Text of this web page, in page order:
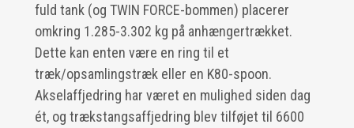
fuld tank (og TWIN FORCE-bommen) placerer
omkring 1.285-3.302 kg på anhængertrækket.
Dette kan enten være en ring til et
træk/opsamlingstræk eller en K80-spoon.
Akselaffjedring har været en mulighed siden dag
ét, og trækstangsaffjedring blev tilføjet til 6600